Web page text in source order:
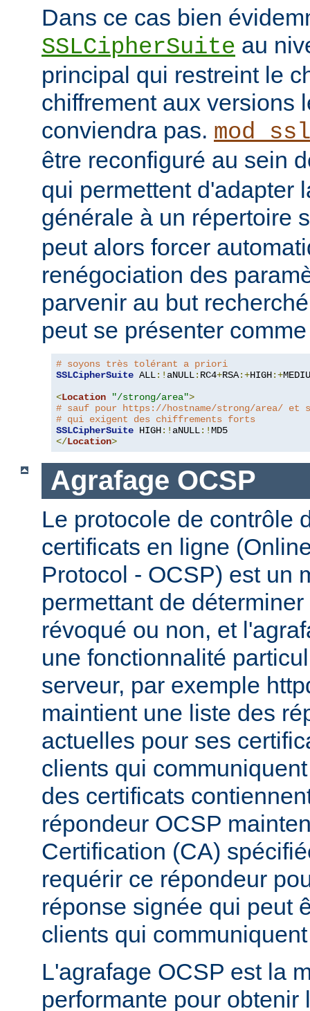
Dans ce cas bien
SSLCipherSuite au
principal qui restreint le
chiffrement aux versions
conviendra pas. mod_ssl
être reconfiguré au sein
qui permettent d'adapter
générale à un répertoire
peut alors forcer
renégociation des
parvenir au but
peut se présenter
# soyons très tolérant a priori
SSLCipherSuite ALL:! aNULL: RC4+RSA:+HIGH:+
<Location "/strong/area">
# sauf pour https://hostname/strong/area/ et
# qui exigent des chiffrements forts
SSLCipherSuite HIGH:! aNULL:!
</Location>
Agrafage OCSP
Le protocole de contrôle
certificats en ligne
Protocol - OCSP) est un
permettant de
révoqué ou non, et
une fonctionnalité
serveur, par exemple
maintient une liste des
actuelles pour ses
clients qui
des certificats
répondeur OCSP
Certification (CA)
requérir ce répondeur
réponse signée qui peut
clients qui
L'agrafage OCSP est la
performante pour obtenir